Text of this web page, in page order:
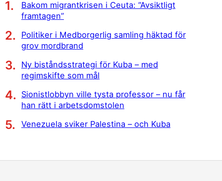
Bakom migrantkrisen i Ceuta: ”Avsiktligt
framtagen”
Politiker i Medborgerlig samling häktad för
grov mordbrand
Ny biståndsstrategi för Kuba – med
regimskifte som mål
Sionistlobbyn ville tysta professor – nu får
han rätt i arbetsdomstolen
Venezuela sviker Palestina – och Kuba